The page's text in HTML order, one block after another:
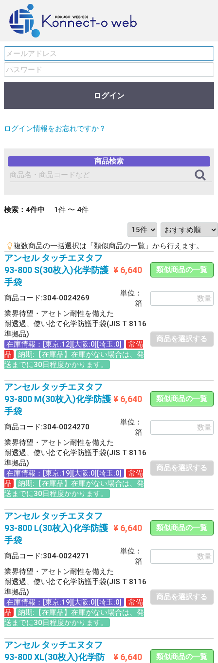
ログイン
ログイン情報をお忘れですか？
商品検索
検索：4件中 1件 〜 4件
複数商品の一括選択は「類似商品の一覧」から行えます。
アンセル タッチエヌタフ
93-800 S(30枚入)化学防護
手袋
¥ 6,640 類似商品の一覧
商品コード:304-0024269
単位：
箱
業界待望・アセトン耐性を備えた
耐透過、使い捨て化学防護手袋(JIS T 8116
準拠品)
在庫情報：[東京:12][大阪:0][埼玉:0]
常備
品
納期:【在庫品】在庫がない場合は、発
送までに30日程度かかります。
商品を選択する
アンセル タッチエヌタフ
93-800 M(30枚入)化学防護
手袋
¥ 6,640 類似商品の一覧
商品コード:304-0024270
単位：
箱
業界待望・アセトン耐性を備えた
耐透過、使い捨て化学防護手袋(JIS T 8116
準拠品)
在庫情報：[東京:19][大阪:0][埼玉:0]
常備
品
納期:【在庫品】在庫がない場合は、発
送までに30日程度かかります。
商品を選択する
アンセル タッチエヌタフ
93-800 L(30枚入)化学防護
手袋
¥ 6,640 類似商品の一覧
商品コード:304-0024271
単位：
箱
業界待望・アセトン耐性を備えた
耐透過、使い捨て化学防護手袋(JIS T 8116
準拠品)
在庫情報：[東京:19][大阪:0][埼玉:0]
常備
品
納期:【在庫品】在庫がない場合は、発
送までに30日程度かかります。
商品を選択する
アンセル タッチエヌタフ
93-800 XL(30枚入)化学防
¥ 6,640 類似商品の一覧